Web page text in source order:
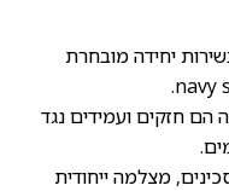
יחידה מובחרת
חזקים ועמידים נגד
מצלמה ייחודית